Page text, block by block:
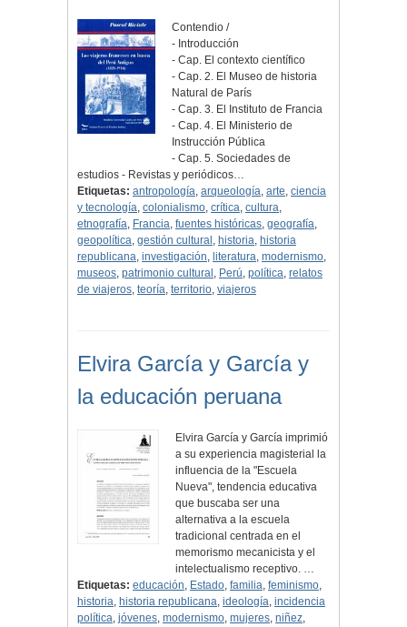
Contendio /
- Introducción
- Cap. El contexto científico
- Cap. 2. El Museo de historia
Natural de París
- Cap. 3. El Instituto de Francia
- Cap. 4. El Ministerio de
Instrucción Pública
- Cap. 5. Sociedades de
estudios - Revistas y periódicos…
Etiquetas: antropología, arqueología, arte, ciencia
y tecnología, colonialismo, crítica, cultura,
etnografía, Francia, fuentes históricas, geografía,
geopolítica, gestión cultural , historia, historia
republicana, investigación, literatura, modernismo,
museos, patrimonio cultural , Perú, política, relatos
de viajeros, teoría, territorio, viajeros
Elvira García y García y
la educación peruana
Elvira García y García imprimió
a su experiencia magisterial la
influencia de la "Escuela
Nueva", tendencia educativa
que buscaba ser una
alternativa a la escuela
tradicional centrada en el
memorismo mecanicista y el
intelectualismo receptivo. …
Etiquetas: educación, Estado, familia, feminismo,
historia, historia republicana, ideología, incidencia
política, jóvenes, modernismo, mujeres, niñez,